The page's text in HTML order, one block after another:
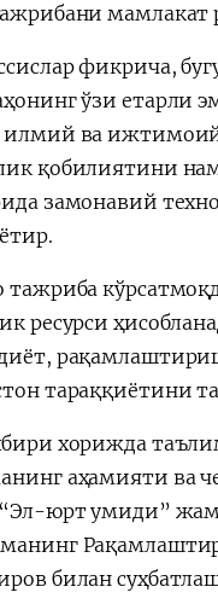
фикрича,
ўзи етарли
ва ижтимоий
қобилиятини
замонавий
тажриба
ресурси
тараққиётини
хорижда
аҳамияти ва
юрт умиди”
билан